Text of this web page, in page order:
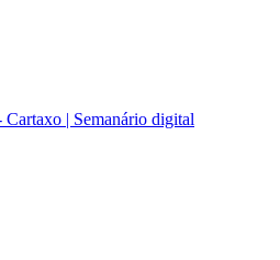
Cartaxo | Semanário digital